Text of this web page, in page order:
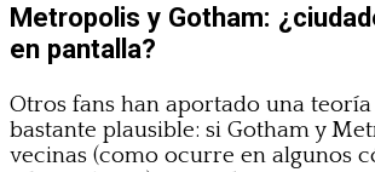
Metropolis y Gotham:
en pantalla?
Otros fans han aportado una
bastante plausible: si Gotham y
vecinas (como ocurre en algunos